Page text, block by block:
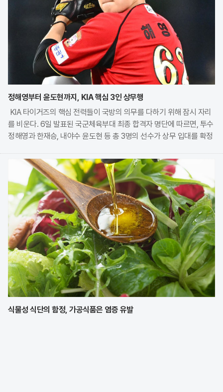
정해영부터 윤도현까지, KIA 핵심 3인 상무행
KIA 타이거즈의 핵심 전력들이 국방의 의무를 다하기 위해 잠시 자리
를 비운다. 6일 발표된 국군체육부대 최종 합격자 명단에 따르면, 투수
정해영과 한재승, 내야수 윤도현 등 총 3명의 선수가 상무 입대를 확정
을 보였으나, 최종적으로 구단과
식물성 식단의 함정, 가공식품은 염증 유발